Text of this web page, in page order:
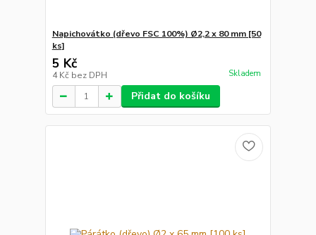
Napichovátko (dřevo FSC 100%) Ø2,2 x 80 mm [50
ks]
5 Kč
4 Kč bez DPH Skladem
Přidat do košíku